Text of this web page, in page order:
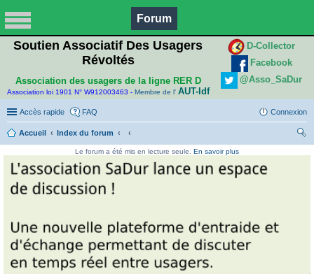
Forum
Soutien Associatif Des Usagers
Révoltés
Association des usagers de la ligne RER D
Association loi 1901 N° W912003463 - Membre de l' AUT-Idf
D-Collector
Facebook
@Asso_SaDur
Accès rapide FAQ Connexion
Accueil
Index du forum
Le forum a été mis en lecture seule. En savoir plus